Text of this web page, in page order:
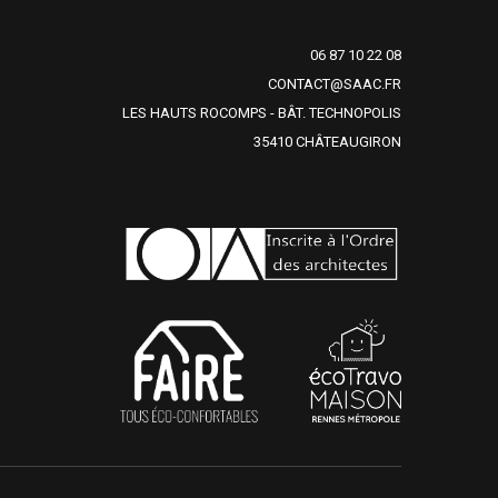
06 87 10 22 08
CONTACT@SAAC.FR
LES HAUTS ROCOMPS - BÂT. TECHNOPOLIS
35410 CHÂTEAUGIRON